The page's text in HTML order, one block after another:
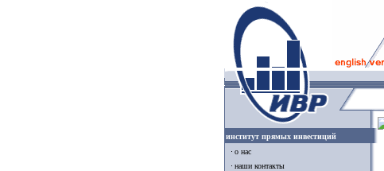
институт прямых инвестиций
о нас
наши контакты